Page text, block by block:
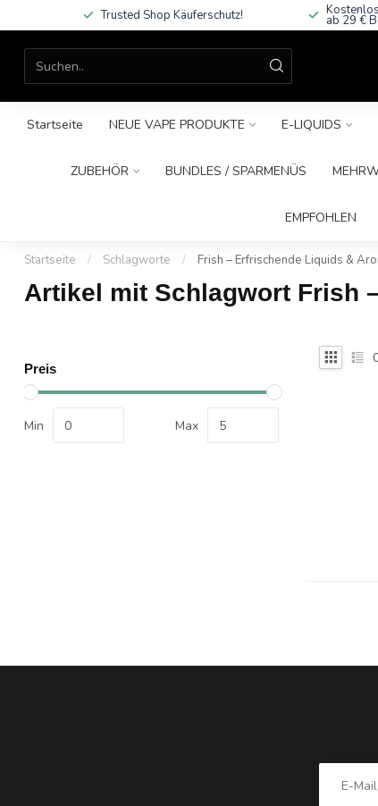
Trusted Shop Käuferschutz! ab 29 €
Startseite NEUE VAPE PRODUKTE E-LIQUIDS
ZUBEHÖR BUNDLES / SPARMENÜS
EMPFOHLEN
Startseite / Schlagworte / Frish – Erfrischende Liquids &
Artikel mit Schlagwort Frish
Preis
Min Max